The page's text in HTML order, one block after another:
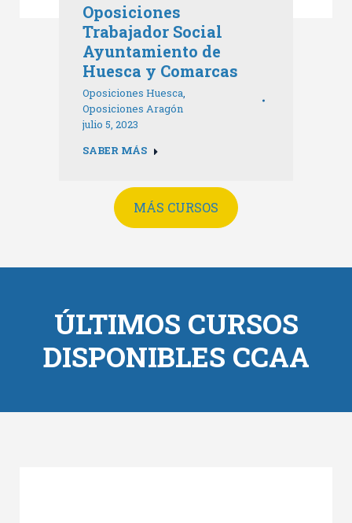
Oposiciones
Trabajador Social
Ayuntamiento de
Huesca y Comarcas
Oposiciones Huesca,
Oposiciones Aragón
julio 5, 2023
SABER MÁS
MÁS CURSOS
ÚLTIMOS CURSOS
DISPONIBLES CCAA